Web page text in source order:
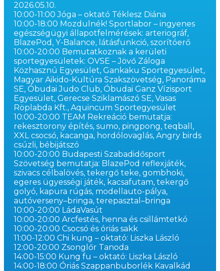
2026.05.10.
10:00-11:00 Jóga – oktató Téklesz Diána
10:00-18:00 Mozdulnék! Sportlabor – ingyenes
egészségügyi állapotfelmérések: arteriográf,
BlazePod, Y-Balance, látásfunkció, szorítóerő
10:00-20:00 Bemutatkoznak a kerületi
sportegyesületek: OVSE – Jövő Záloga
Közhasznú Egyesület, Gankaku Sportegyesület,
Magyar Aikido-Kultúra Szakszövetség, Panoráma
SE, Óbudai Judo Club, Óbudai Ganz Vízisport
Egyesület, Gerecse Sziklamászó SE, Vasas
Röplabda Kft., Aquincum Sportegyesület
10:00-20:00 TEAM Rekreáció bemutatja:
rekesztorony építés, sumo, pingpong, teqball,
XXL csocsó, kacanga, hordólovaglás, Angry birds
csúzli, bébijátszó
10:00-20:00 Budapesti Szabadidősport
Szövetség bemutatja: BlazePod reflexjáték,
szivacs célbalövés, tekergő teke, gombhoki,
egeres ügyességi játék, kacsafutam, tekergő
golyó, kapura rúgás, modellauto-pálya,
autóverseny–bringa, terepasztal–bringa
10:00-20:00 LádaVasút
10:00-20:00 Arcfestés, henna és csillámtetkó
10:00-20:00 Csocsó és óriás sakk
11:00-12:00 Chi kung – oktató: Liszka László
12:00-20:00 Zsonglőr Tanoda
14:00-15:00 Kung fu – oktató: Liszka László
14:00-18:00 Óriás Szappanbuborlék Kavalkád